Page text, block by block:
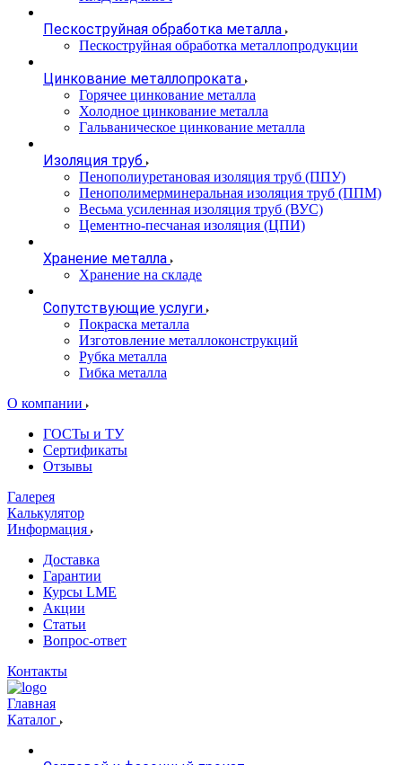
Пескоструйная обработка металла
Пескоструйная обработка металлопродукции
Цинкование металлопроката
Горячее цинкование металла
Холодное цинкование металла
Гальваническое цинкование металла
Изоляция труб
Пенополиуретановая изоляция труб (ППУ)
Пенополимерминеральная изоляция труб (ППМ)
Весьма усиленная изоляция труб (ВУС)
Цементно-песчаная изоляция (ЦПИ)
Хранение металла
Хранение на складе
Сопутствующие услуги
Покраска металла
Изготовление металлоконструкций
Рубка металла
Гибка металла
О компании
ГОСТы и ТУ
Сертификаты
Отзывы
Галерея
Калькулятор
Информация
Доставка
Гарантии
Курсы LME
Акции
Статьи
Вопрос-ответ
Контакты
Главная
Каталог